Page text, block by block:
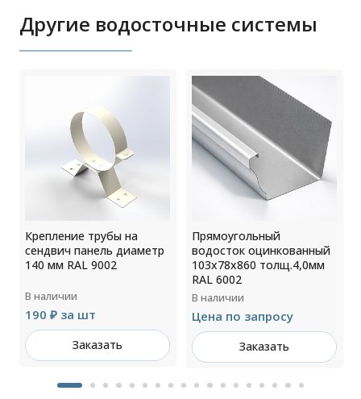
Другие водосточные системы
Крепление трубы на
сендвич панель диаметр
140 мм RAL 9002
В наличии
190 ₽ за шт
Заказать
Прямоугольный
водосток оцинкованный
103х78х860 толщ.4,0мм
RAL 6002
В наличии
Цена по запросу
Заказать